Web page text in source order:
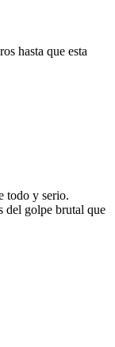
hasta que esta
todo y serio.
del golpe brutal que